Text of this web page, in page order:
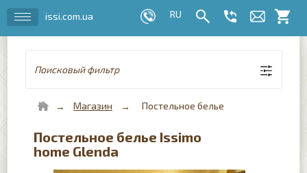
issi.com.ua
Поисковый фильтр
Магазин Постельное белье
Постельное белье Issimo
home Glenda